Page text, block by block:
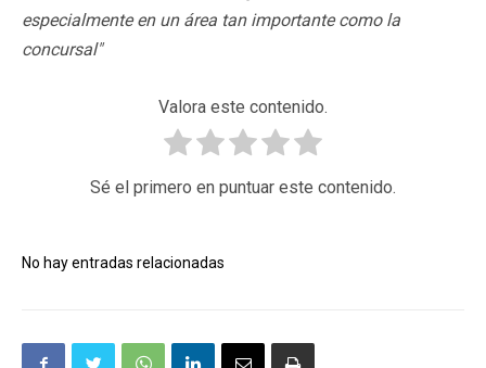
especialmente en un área tan importante como la
concursal"
Valora este contenido.
Sé el primero en puntuar este contenido.
No hay entradas relacionadas